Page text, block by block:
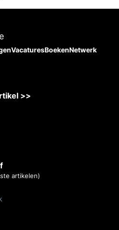
VacaturesBoekenNetwerk
>>
artikelen)